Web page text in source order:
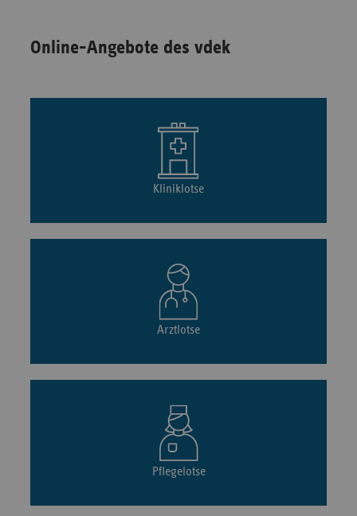
Online-Angebote des vdek
Kliniklotse
Arztlotse
Pflegelotse